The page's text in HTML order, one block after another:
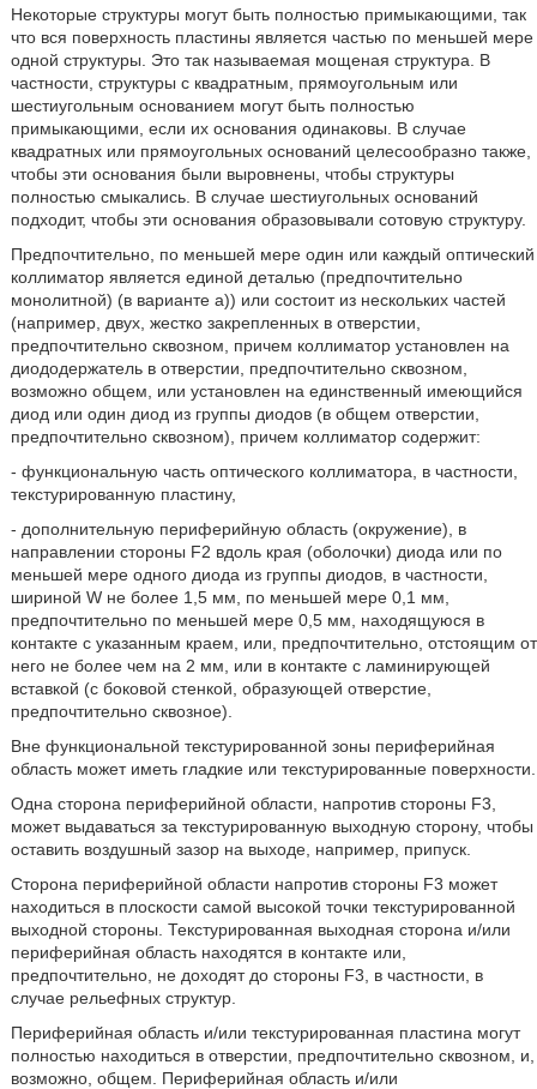
Некоторые структуры могут быть полностью примыкающими, так
что вся поверхность пластины является частью по меньшей мере
одной структуры. Это так называемая мощеная структура. В
частности, структуры с квадратным, прямоугольным или
шестиугольным основанием могут быть полностью
примыкающими, если их основания одинаковы. В случае
квадратных или прямоугольных оснований целесообразно также,
чтобы эти основания были выровнены, чтобы структуры
полностью смыкались. В случае шестиугольных оснований
подходит, чтобы эти основания образовывали сотовую структуру.
Предпочтительно, по меньшей мере один или каждый оптический
коллиматор является единой деталью (предпочтительно
монолитной) (в варианте a)) или состоит из нескольких частей
(например, двух, жестко закрепленных в отверстии,
предпочтительно сквозном, причем коллиматор установлен на
диододержатель в отверстии, предпочтительно сквозном,
возможно общем, или установлен на единственный имеющийся
диод или один диод из группы диодов (в общем отверстии,
предпочтительно сквозном), причем коллиматор содержит:
- функциональную часть оптического коллиматора, в частности,
текстурированную пластину,
- дополнительную периферийную область (окружение), в
направлении стороны F2 вдоль края (оболочки) диода или по
меньшей мере одного диода из группы диодов, в частности,
шириной W не более 1,5 мм, по меньшей мере 0,1 мм,
предпочтительно по меньшей мере 0,5 мм, находящуюся в
контакте с указанным краем, или, предпочтительно, отстоящим от
него не более чем на 2 мм, или в контакте с ламинирующей
вставкой (с боковой стенкой, образующей отверстие,
предпочтительно сквозное).
Вне функциональной текстурированной зоны периферийная
область может иметь гладкие или текстурированные поверхности.
Одна сторона периферийной области, напротив стороны F3,
может выдаваться за текстурированную выходную сторону, чтобы
оставить воздушный зазор на выходе, например, припуск.
Сторона периферийной области напротив стороны F3 может
находиться в плоскости самой высокой точки текстурированной
выходной стороны. Текстурированная выходная сторона и/или
периферийная область находятся в контакте или,
предпочтительно, не доходят до стороны F3, в частности, в
случае рельефных структур.
Периферийная область и/или текстурированная пластина могут
полностью находиться в отверстии, предпочтительно сквозном, и,
возможно, общем. Периферийная область и/или